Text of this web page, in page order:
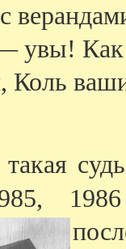
увы! Как
Коль